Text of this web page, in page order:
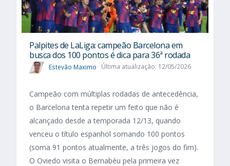
Palpites de LaLiga: campeão Barcelona em
busca dos 100 pontos é dica para 36ª rodada
Estevão Maximo Última atualização: 12/05/2026
Campeão com múltiplas rodadas de antecedência,
o Barcelona tenta repetir um feito que não é
alcançado desde a temporada 12/13, quando
venceu o título espanhol somando 100 pontos
(soma 91 pontos atualmente, a três jogos do fim).
O Oviedo visita o Bernabéu pela primeira vez